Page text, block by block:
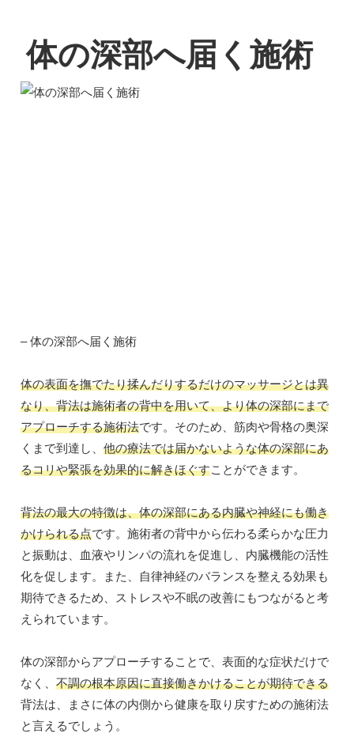
体の深部へ届く施術
– 体の深部へ届く施術
体の表面を撫でたり揉んだりするだけのマッサージとは異
なり、背法は施術者の背中を用いて、より体の深部にまで
アプローチする施術法です。そのため、筋肉や骨格の奥深
くまで到達し、 他の療法では届かないような体の深部にあ
るコリや緊張を効果的に解きほぐすことができます。
背法の最大の特徴は、体の深部にある内臓や神経にも働き
かけられる点です。施術者の背中から伝わる柔らかな圧力
と振動は、血液やリンパの流れを促進し、内臓機能の活性
化を促します。また、自律神経のバランスを整える効果も
期待できるため、ストレスや不眠の改善にもつながると考
えられています。
体の深部からアプローチすることで、表面的な症状だけで
なく、 不調の根本原因に直接働きかけることが期待できる
背法は、まさに体の内側から健康を取り戻すための施術法
と言えるでしょう。